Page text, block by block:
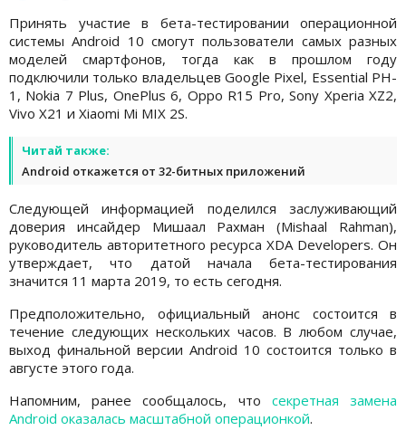
Принять участие в бета-тестировании операционной
системы Android 10 смогут пользователи самых разных
моделей смартфонов, тогда как в прошлом году
подключили только владельцев Google Pixel, Essential PH-
1, Nokia 7 Plus, OnePlus 6, Oppo R15 Pro, Sony Xperia XZ2,
Vivo X21 и Xiaomi Mi MIX 2S.
Читай также:
Android откажется от 32-битных приложений
Следующей информацией поделился заслуживающий
доверия инсайдер Мишаал Рахман (Mishaal Rahman),
руководитель авторитетного ресурса XDA Developers. Он
утверждает, что датой начала бета-тестирования
значится 11 марта 2019, то есть сегодня.
Предположительно, официальный анонс состоится в
течение следующих нескольких часов. В любом случае,
выход финальной версии Android 10 состоится только в
августе этого года.
Напомним, ранее сообщалось, что секретная замена
Android оказалась масштабной операционкой.